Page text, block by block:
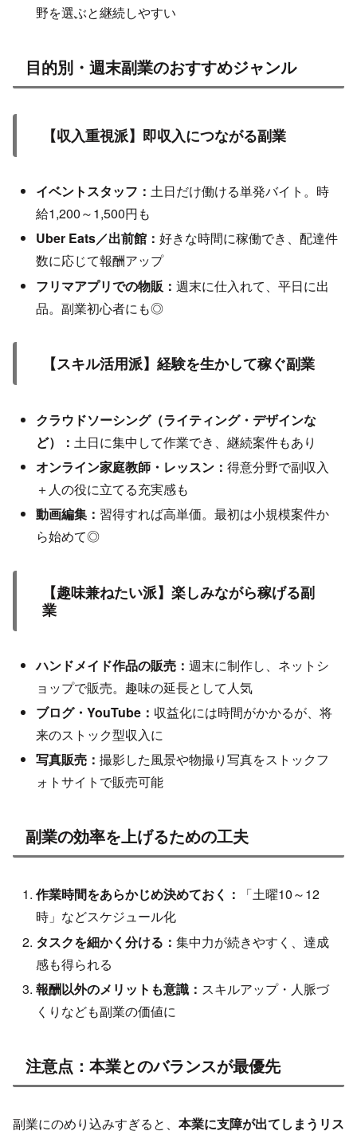
野を選ぶと継続しやすい
目的別・週末副業のおすすめジャンル
【収入重視派】即収入につながる副業
イベントスタッフ：土日だけ働ける単発バイト。時
給1,200～1,500円も
Uber Eats／出前館：好きな時間に稼働でき、配達件
数に応じて報酬アップ
フリマアプリでの物販：週末に仕入れて、平日に出
品。副業初心者にも◎
【スキル活用派】経験を生かして稼ぐ副業
クラウドソーシング（ライティング・デザインな
ど）： 土日に集中して作業でき、継続案件もあり
オンライン家庭教師・レッスン：得意分野で副収入
＋人の役に立てる充実感も
動画編集： 習得すれば高単価。最初は小規模案件か
ら始めて◎
【趣味兼ねたい派】楽しみながら稼げる副
業
ハンドメイド作品の販売：週末に制作し、ネットシ
ョップで販売。趣味の延長として人気
ブログ・YouTube： 収益化には時間がかかるが、将
来のストック型収入に
写真販売：撮影した風景や物撮り写真をストックフ
ォトサイトで販売可能
副業の効率を上げるための工夫
作業時間をあらかじめ決めておく：
「土曜10～12
時」などスケジュール化
タスクを細かく分ける：集中力が続きやすく、達成
感も得られる
報酬以外のメリットも意識： スキルアップ・人脈づ
くりなども副業の価値に
注意点：本業とのバランスが最優先
副業にのめり込みすぎると、 本業に支障が出てしまうリス